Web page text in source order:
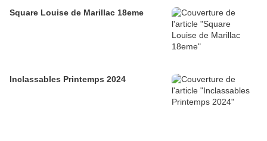
Square Louise de Marillac 18eme
Inclassables Printemps 2024